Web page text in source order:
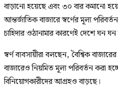
বাড়ানো হয়েছে এবং ৩০ বার কমানো
আন্তর্জাতিক বাজারে স্বর্ণের মূল্য
চাহিদার ওঠানামার কারণেই দেশে ঘন
স্বর্ণ ব্যবসায়ীরা বলছেন, বৈশ্বিক
বাজারেও নিয়মিত মূল্য পরিবর্তন করা
বিনিয়োগকারীদের আগ্রহও বাড়ছে।